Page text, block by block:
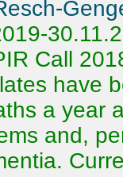
Call
have
a year
and,